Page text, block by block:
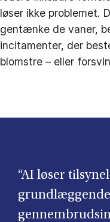
løser ikke problemet.
gentænke de vaner,
incitamenter, der
blomstre – eller
“AI løser